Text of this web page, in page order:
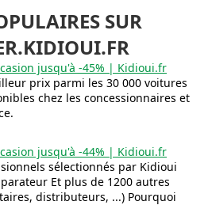
SUR
jusqu'à -45% | Kidioui.fr
prix parmi les 30 000 voitures
chez les concessionnaires et
jusqu'à -44% | Kidioui.fr
sélectionnés par Kidioui
Et plus de 1200 autres
distributeurs, ...) Pourquoi